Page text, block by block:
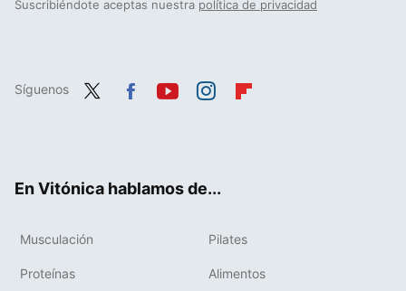
Suscribiéndote aceptas nuestra política de privacidad
Síguenos
En Vitónica hablamos de...
Musculación Pilates
Proteínas Alimentos